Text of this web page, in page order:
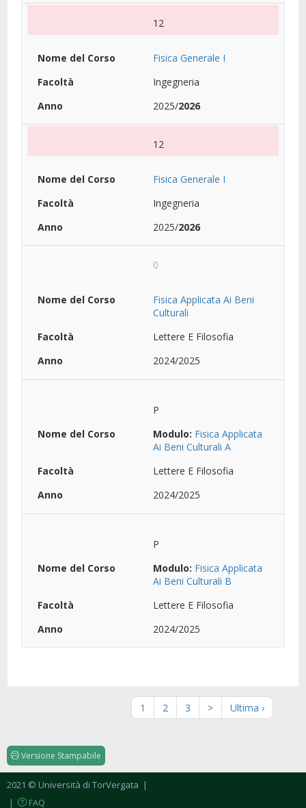
12
Fisica Generale I
Ingegneria
2025/2026
12
Fisica Generale I
Ingegneria
2025/2026
0
Fisica Applicata Ai Beni
Culturali
Lettere E Filosofia
2024/2025
P
Modulo: Fisica Applicata
Ai Beni Culturali A
Lettere E Filosofia
2024/2025
P
Modulo: Fisica Applicata
Ai Beni Culturali B
Lettere E Filosofia
2024/2025
1 2 3 > Ultima ›
Versione Stampabile
2021 © Università di TorVergata
|
FAQ
|